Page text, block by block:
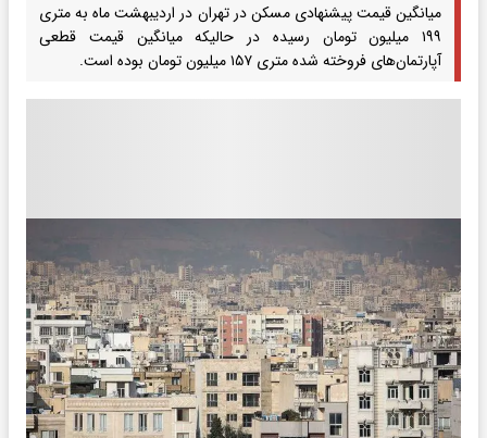
میانگین قیمت پیشنهادی مسکن در تهران در اردیبهشت ماه به متری
۱۹۹ میلیون تومان رسیده در حالیکه میانگین قیمت قطعی
آپارتمان‌های فروخته شده متری ۱۵۷ میلیون تومان بوده است.